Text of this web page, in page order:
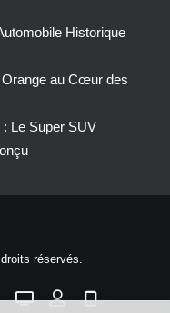
Historique
Orange au Cœur des
Le Super SUV
réservés.